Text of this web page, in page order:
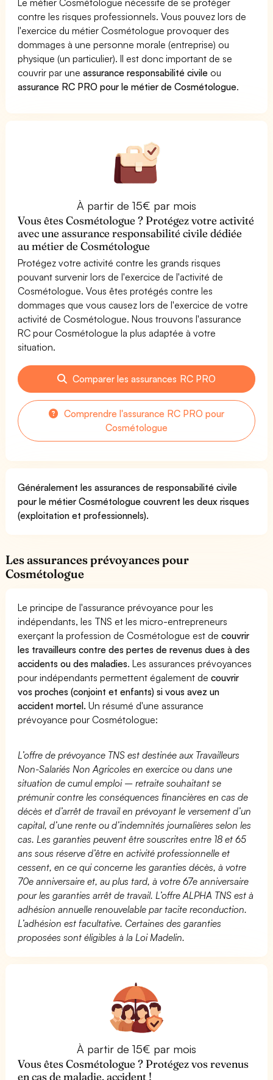
contre les risques professionnels. Vous pouvez lors de
l'exercice du métier Cosmétologue provoquer des
dommages à une personne morale (entreprise) ou
physique (un particulier). Il est donc important de se
couvrir par uneassurance responsabilité civile ou
assurance RC PRO pour le métier de Cosmétologue.
À partir de 15€ par mois
Vous êtes Cosmétologue ? Protégez votre activité
avec une assurance responsabilité civile dédiée
au métier de Cosmétologue
Protégez votre activité contre les grands risques
pouvant survenir lors de l'exercice de l'activité de
Cosmétologue. Vous êtes protégés contre les
dommages que vous causez lors de l'exercice de votre
activité de Cosmétologue. Nous trouvons l'assurance
RC pour Cosmétologue la plus adaptée à votre
situation.
Comparer les assurances RC PRO
Comprendre l'assurance RC PRO pour
Cosmétologue
Généralement les assurances de responsabilité civile
pour le métier Cosmétologue couvrent les deux risques
(exploitation et professionnels).
Les assurances prévoyances pour
Cosmétologue
Le principe de l'assurance prévoyance pour les
indépendants, les TNS et les micro-entrepreneurs
exerçant la profession de Cosmétologue est decouvrir
les travailleurs contre des pertes de revenus dues à des
accidents ou des maladies. Les assurances prévoyances
pour indépendants permettent également decouvrir
vos proches (conjoint et enfants) si vous avez un
accident mortel. Un résumé d'une assurance
prévoyance pour Cosmétologue:
L’offre de prévoyance TNS est destinée aux Travailleurs
Non-Salariés Non Agricoles en exercice ou dans une
situation de cumul emploi – retraite souhaitant se
prémunir contre les conséquences financières en cas de
décès et d’arrêt de travail en prévoyant le versement d’un
capital, d’une rente ou d’indemnités journalières selon les
cas. Les garanties peuvent être souscrites entre 18 et 65
ans sous réserve d’être en activité professionnelle et
cessent, en ce qui concerne les garanties décès, à votre
70e anniversaire et, au plus tard, à votre 67e anniversaire
pour les garanties arrêt de travail. L’offre ALPHA TNS est à
adhésion annuelle renouvelable par tacite reconduction.
L’adhésion est facultative. Certaines des garanties
proposées sont éligibles à la Loi Madelin.
À partir de 15€ par mois
Vous êtes Cosmétologue ? Protégez vos revenus
en cas de maladie, accident !